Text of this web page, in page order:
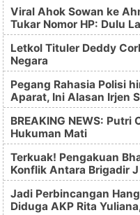
Viral Ahok Sowan ke
Tukar Nomor HP: Dulu
Letkol Tituler Deddy
Negara
Pegang Rahasia Polisi
Aparat, Ini Alasan Irjen
BREAKING NEWS:
Hukuman Mati
Terkuak! Pengakuan
Konflik Antara Brigadir
Jadi Perbincangan
Diduga AKP Rita